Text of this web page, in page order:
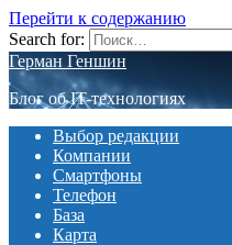
Перейти к содержанию
Search for:
Герман Геншин
Блог об IT-технологиях
Выбор редакции
Компании
Смартфоны
Телефон
База
Карта